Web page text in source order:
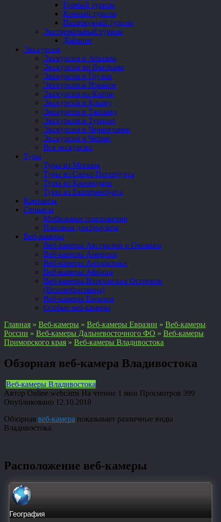
Горный туризм
Конный туризм
Пешеходный туризм
Экстремальный туризм
Дайвинг
Экскурсии
Экскурсии в Абхазии
Экскурсии во Вьетнаме
Экскурсии в Грузии
Экскурсии в Израиле
Экскурсии на Кипре
Экскурсии в Крыму
Экскурсии в Таиланд
Экскурсии в Турцию
Экскурсии в Черногорию
Экскурсии в Чехию
Все экскурсии
Туры
Туры из Москвы
Туры из Санкт-Петербурга
Туры из Краснодара
Туры из Екатеринбурга
Контакты
Сервисы
Мобильные приложения
Плагины для браузера
Веб-камеры
Веб-камеры Австралии и Океании
Веб-камеры Америки
Веб-камеры Антарктики
Веб-камеры Африки
Веб-камеры Виргинских Островов
(Великобритания)
Веб-камеры Евразии
Особые веб-камеры
Главная » Веб-камеры » Веб-камеры Евразии » Веб-камеры
России » Веб-камеры Дальневосточного ФО » Веб-камеры
Приморского края » Веб-камеры Владивостока
Обзорная веб-камера Владивостока
Веб-камеры Владивостока
Автор Online.webcams На чтение 1 мин Просмотров 399
Опубликовано 12.10.2018
Обзорная веб-камера показывает различные виды
Владивостока
Расположение веб-камеры
География